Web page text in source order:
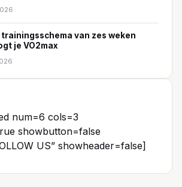
trainingsschema van zes weken
je VO2max
num=6 cols=3
showbutton=false
US” showheader=false]